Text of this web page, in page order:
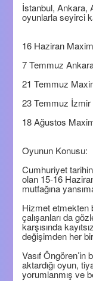
İstanbul, Ankara,
oyunlarla seyirci
16 Haziran
7 Temmuz
21 Temmuz
23 Temmuz
18 Ağustos
Oyunun Konusu:
Cumhuriyet
olan 15-16
mutfağına
Hizmet etmekten
çalışanları da
karşısında
değişimden her
Vasıf Öngören’in
aktardığı oyun,
yorumlanmış ve